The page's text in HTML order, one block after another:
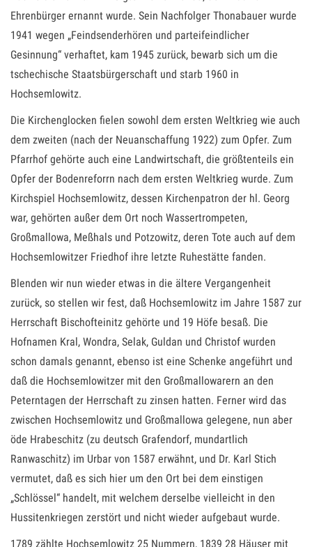
Ehrenbürger ernannt wurde. Sein Nachfolger Thonabauer wurde
1941 wegen „Feindsenderhören und parteifeindlicher
Gesinnung“ verhaftet, kam 1945 zurück, bewarb sich um die
tschechische Staatsbürgerschaft und starb 1960 in
Hochsemlowitz.
Die Kirchenglocken fielen sowohl dem ersten Weltkrieg wie auch
dem zweiten (nach der Neuanschaffung 1922) zum Opfer. Zum
Pfarrhof gehörte auch eine Landwirtschaft, die größtenteils ein
Opfer der Bodenreforrn nach dem ersten Weltkrieg wurde. Zum
Kirchspiel Hochsemlowitz, dessen Kirchenpatron der hl. Georg
war, gehörten außer dem Ort noch Wassertrompeten,
Großmallowa, Meßhals und Potzowitz, deren Tote auch auf dem
Hochsemlowitzer Friedhof ihre letzte Ruhestätte fanden.
Blenden wir nun wieder etwas in die ältere Vergangenheit
zurück, so stellen wir fest, daß Hochsemlowitz im Jahre 1587 zur
Herrschaft Bischofteinitz gehörte und 19 Höfe besaß. Die
Hofnamen Kral, Wondra, Selak, Guldan und Christof wurden
schon damals genannt, ebenso ist eine Schenke angeführt und
daß die Hochsemlowitzer mit den Großmallowarern an den
Peterntagen der Herrschaft zu zinsen hatten. Ferner wird das
zwischen Hochsemlowitz und Großmallowa gelegene, nun aber
öde Hrabeschitz (zu deutsch Grafendorf, mundartlich
Ranwaschitz) im Urbar von 1587 erwähnt, und Dr. Karl Stich
vermutet, daß es sich hier um den Ort bei dem einstigen
„Schlössel“ handelt, mit welchem derselbe vielleicht in den
Hussitenkriegen zerstört und nicht wieder aufgebaut wurde.
1789 zählte Hochsemlowitz 25 Nummern, 1839 28 Häuser mit